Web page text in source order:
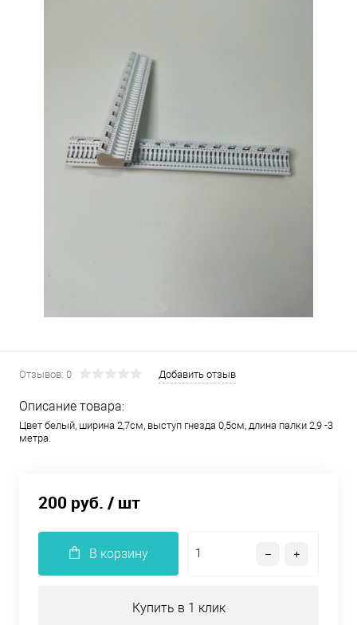
Отзывов: 0 Добавить отзыв
Описание товара:
Цвет белый, ширина 2,7см, выступ гнезда 0,5см, длина палки 2,9 -3
метра.
200 руб. / шт
В корзину
Купить в 1 клик